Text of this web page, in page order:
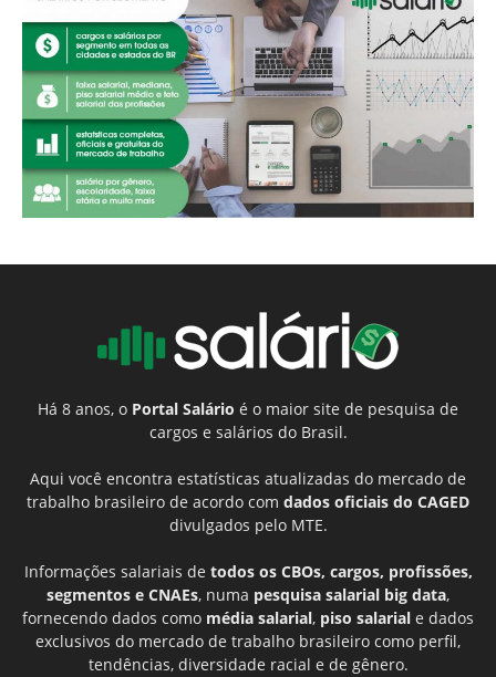
Há 8 anos, o Portal Salário é o maior site de pesquisa de
cargos e salários do Brasil.
Aqui você encontra estatísticas atualizadas do mercado de
trabalho brasileiro de acordo com dados oficiais do CAGED
divulgados pelo MTE.
Informações salariais de todos os CBOs, cargos, profissões,
segmentos e CNAEs, numa pesquisa salarial big data,
fornecendo dados como média salarial, piso salarial e dados
exclusivos do mercado de trabalho brasileiro como perfil,
tendências, diversidade racial e de gênero.